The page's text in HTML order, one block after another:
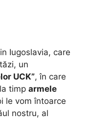
Iugoslavia, care
un
UCK”, în care
la timp armele
le vom întoarce
nostru, al